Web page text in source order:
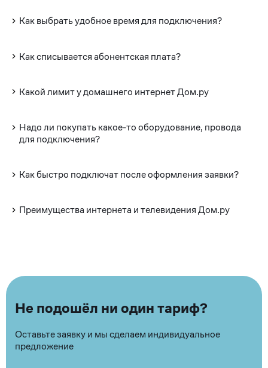
Как выбрать удобное время для подключения?
Как списывается абонентская плата?
Какой лимит у домашнего интернет Дом.ру
Надо ли покупать какое-то оборудование, провода
для подключения?
Как быстро подключат после оформления заявки?
Преимущества интернета и телевидения Дом.ру
Не подошёл ни один тариф?
Оставьте заявку и мы сделаем индивидуальное
предложение